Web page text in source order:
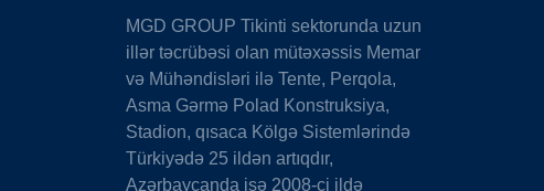
MGD GROUP Tikinti sektorunda uzun
illər təcrübəsi olan mütəxəssis Memar
və Mühəndisləri ilə Tente, Perqola,
Asma Gərmə Polad Konstruksiya,
Stadion, qısaca Kölgə Sistemlərində
Türkiyədə 25 ildən artıqdır,
Azərbaycanda isə 2008-ci ildə